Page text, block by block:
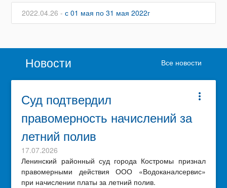
2022.04.26 -с 01 мая по 31 мая 2022г
Новости Все новости
more_vert
Суд подтвердил
правомерность начислений за
летний полив
17.07.2026
Ленинский районный суд города Костромы признал
правомерными действия ООО «Водоканалсервис»
при начислении платы за летний полив.